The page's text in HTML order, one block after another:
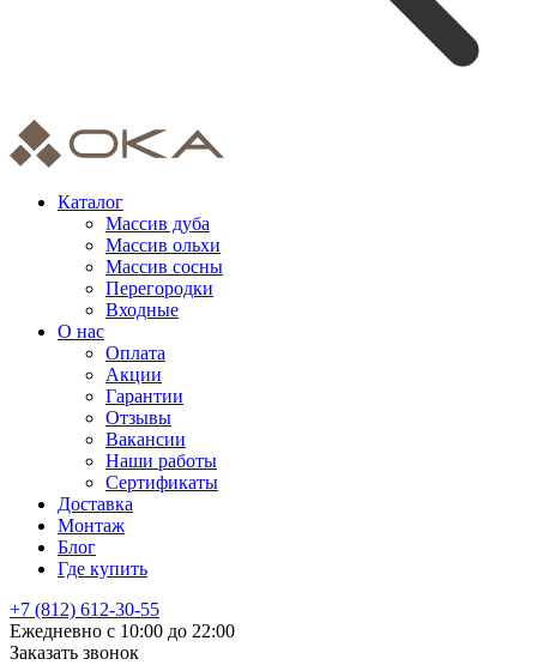
Каталог
Массив дуба
Массив ольхи
Массив сосны
Перегородки
Входные
О нас
Оплата
Акции
Гарантии
Отзывы
Вакансии
Наши работы
Сертификаты
Доставка
Монтаж
Блог
Где купить
+7 (812) 612-30-55
Ежедневно с 10:00 до 22:00
Заказать звонок